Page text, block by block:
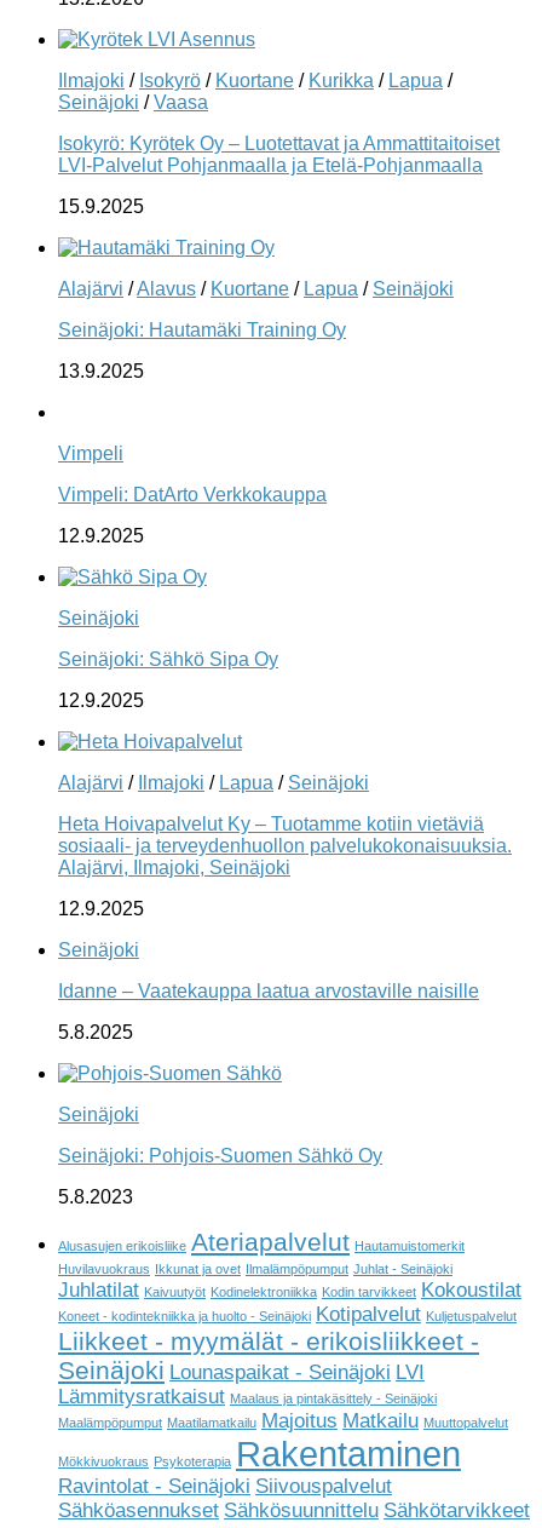
Ilmajoki / Isokyrö / Kuortane / Kurikka / Lapua /
Seinäjoki /Vaasa
Isokyrö: Kyrötek Oy – Luotettavat ja Ammattitaitoiset
LVI-Palvelut Pohjanmaalla ja Etelä-Pohjanmaalla
15.9.2025
Alajärvi /Alavus / Kuortane / Lapua / Seinäjoki
Seinäjoki: Hautamäki Training Oy
13.9.2025
Vimpeli
Vimpeli: DatArto Verkkokauppa
12.9.2025
Seinäjoki
Seinäjoki: Sähkö Sipa Oy
12.9.2025
Alajärvi / Ilmajoki / Lapua / Seinäjoki
Heta Hoivapalvelut Ky – Tuotamme kotiin vietäviä
sosiaali- ja terveydenhuollon palvelukokonaisuuksia.
Alajärvi, Ilmajoki, Seinäjoki
12.9.2025
Seinäjoki
Idanne – Vaatekauppa laatua arvostaville naisille
5.8.2025
Seinäjoki
Seinäjoki: Pohjois-Suomen Sähkö Oy
5.8.2023
Alusasujen erikoisliike Ateriapalvelut Hautamuistomerkit
Huvilavuokraus Ikkunat ja ovet Ilmalämpöpumput Juhlat - Seinäjoki
Juhlatilat Kaivuutyöt Kodinelektroniikka Kodin tarvikkeet Kokoustilat
Koneet - kodintekniikka ja huolto - Seinäjoki Kotipalvelut Kuljetuspalvelut
Liikkeet - myymälät - erikoisliikkeet -
Seinäjoki Lounaspaikat - Seinäjoki LVI
Lämmitysratkaisut Maalaus ja pintakäsittely - Seinäjoki
Maalämpöpumput Maatilamatkailu Majoitus Matkailu Muuttopalvelut
Mökkivuokraus Psykoterapia Rakentaminen
Ravintolat - Seinäjoki Siivouspalvelut
Sähköasennukset Sähkösuunnittelu Sähkötarvikkeet